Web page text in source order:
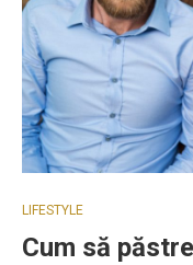
LIFESTYLE
Cum să